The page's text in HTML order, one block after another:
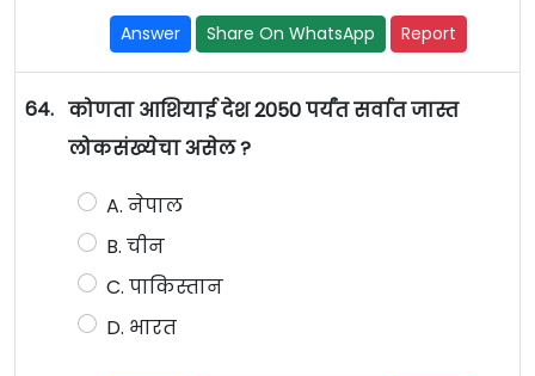
Answer Share On WhatsApp Report
64. कोणता आशियाई देश 2050 पर्यंत सर्वात जास्त
लोकसंख्येचा असेल ?
A. नेपाल
B. चीन
C. पाकिस्तान
D. भारत